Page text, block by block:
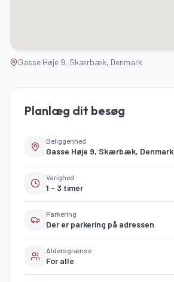
Gasse Høje 9, Skærbæk, Denmark
Planlæg dit besøg
Beliggenhed
Gasse Høje 9, Skærbæk, Denmark
Varighed
1 - 3 timer
Parkering
Der er parkering på adressen
Aldersgrænse
For alle